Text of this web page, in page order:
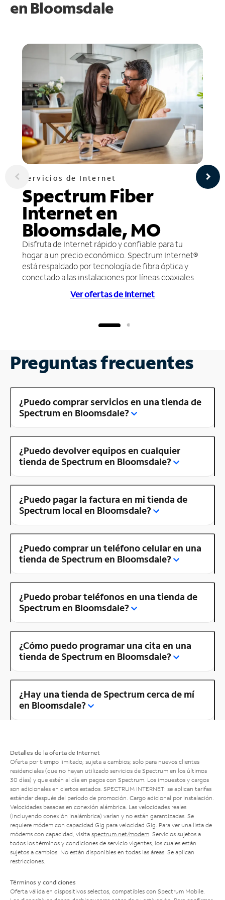
en Bloomsdale
Servicios de Internet
Spectrum Fiber
Internet en
Bloomsdale, MO
Disfruta de Internet rápido y confiable para tu
hogar a un precio económico. Spectrum Internet®
está respaldado por tecnología de fibra óptica y
conectado a las instalaciones por líneas coaxiales.
Ver ofertas de Internet
Preguntas frecuentes
¿Puedo comprar servicios en una tienda de
Spectrum en Bloomsdale?
¿Puedo devolver equipos en cualquier
tienda de Spectrum en Bloomsdale?
¿Puedo pagar la factura en mi tienda de
Spectrum local en Bloomsdale?
¿Puedo comprar un teléfono celular en una
tienda de Spectrum en Bloomsdale?
¿Puedo probar teléfonos en una tienda de
Spectrum en Bloomsdale?
¿Cómo puedo programar una cita en una
tienda de Spectrum en Bloomsdale?
¿Hay una tienda de Spectrum cerca de mí
en Bloomsdale?
Detalles de la oferta de Internet
Oferta por tiempo limitado; sujeta a cambios; solo para nuevos clientes
residenciales (que no hayan utilizado servicios de Spectrum en los últimos
30 días) y que estén al día en pagos con Spectrum. Los impuestos y cargos
son adicionales en ciertos estados. SPECTRUM INTERNET: se aplican tarifas
estándar después del período de promoción. Cargo adicional por instalación.
Velocidades basadas en conexión alámbrica. Las velocidades reales
(incluyendo conexión inalámbrica) varían y no están garantizadas. Se
requiere módem con capacidad Gig para velocidad Gig. Para ver una lista de
módems con capacidad, visita spectrum.net/modem . Servicios sujetos a
todos los términos y condiciones de servicio vigentes, los cuales están
sujetos a cambios. No están disponibles en todas las áreas. Se aplican
restricciones.
Términos y condiciones
Oferta válida en dispositivos selectos, compatibles con Spectrum Mobile.